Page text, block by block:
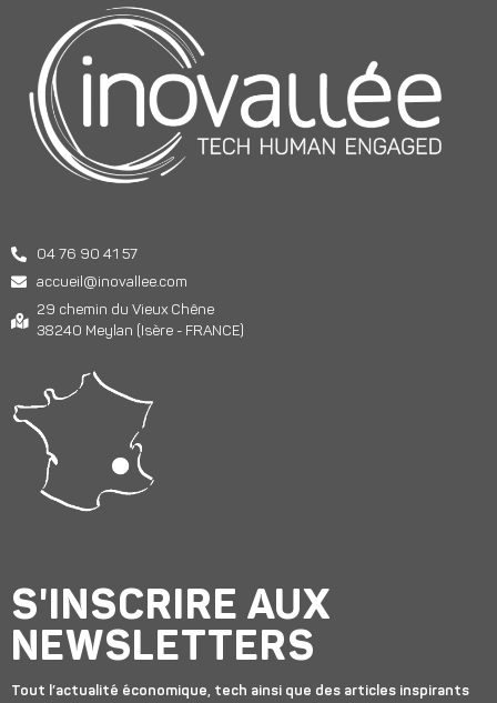
04 76 90 41 57
accueil@inovallee.com
29 chemin du Vieux Chêne
38240 Meylan (Isère - FRANCE)
S'INSCRIRE AUX
NEWSLETTERS
Tout l’actualité économique, tech ainsi que des articles inspirants